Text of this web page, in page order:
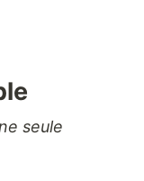
seule